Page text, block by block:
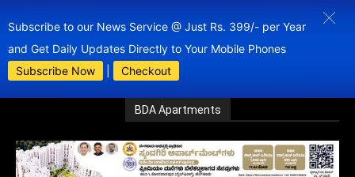
Subscribe to our News Service @ Just Rs. 399/- per Year
and Get Daily Updates Directly to Your Mobile Phones
Subscribe Now
Checkout
BDA Apartments